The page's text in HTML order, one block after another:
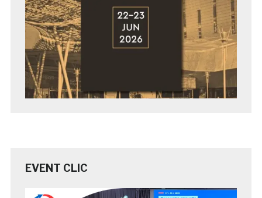
EVENT CLIC